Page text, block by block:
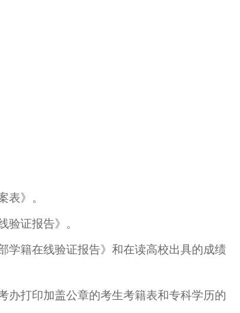
表》。
验证报告》。
学籍在线验证报告》和在读高校出具的成绩
办打印加盖公章的考生考籍表和专科学历的